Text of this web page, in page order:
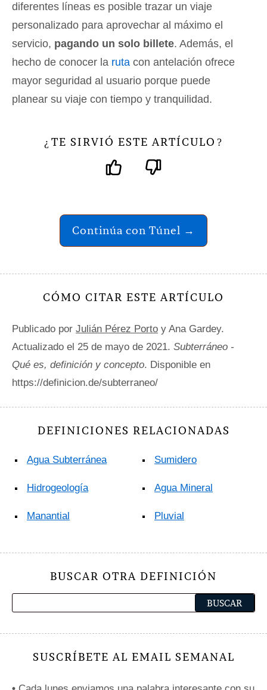
diferentes líneas es posible trazar un viaje
personalizado para aprovechar al máximo el
servicio, pagando un solo billete. Además, el
hecho de conocer la ruta con antelación ofrece
mayor seguridad al usuario porque puede
planear su viaje con tiempo y tranquilidad.
¿ TE SIRVIÓ ESTE ARTÍCULO ?
Continúa con Túnel →
CÓMO CITAR ESTE ARTÍCULO
Publicado por Julián Pérez Porto y Ana Gardey.
Actualizado el 25 de mayo de 2021. Subterráneo -
Qué es, definición y concepto. Disponible en
https://definicion.de/subterraneo/
DEFINICIONES RELACIONADAS
Agua Subterránea
Hidrogeología
Manantial
Sumidero
Agua Mineral
Pluvial
BUSCAR OTRA DEFINICIÓN
SUSCRÍBETE AL EMAIL SEMANAL